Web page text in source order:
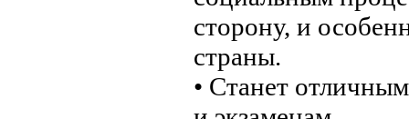
сторону, и
страны.
• Станет